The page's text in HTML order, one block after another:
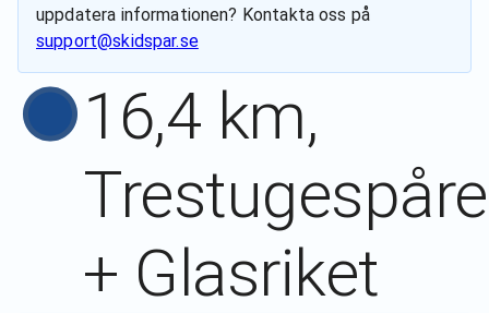
uppdatera informationen? Kontakta oss på
support@skidspar.se
16,4 km,
+ Glasriket